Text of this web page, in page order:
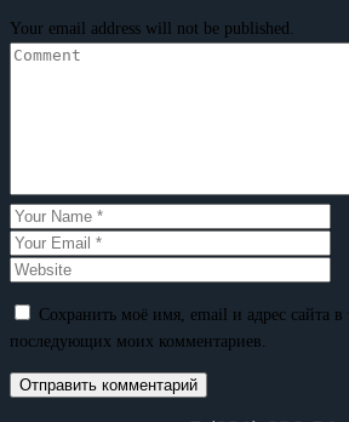
Your email address will not be published.
Сохранить моё имя, email и адрес сайта в
последующих моих комментариев.